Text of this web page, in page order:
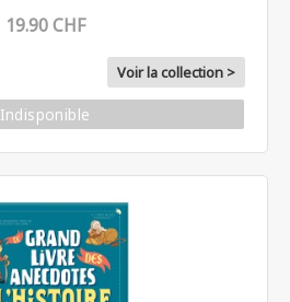
19.90 CHF
Voir la collection >
Indisponible